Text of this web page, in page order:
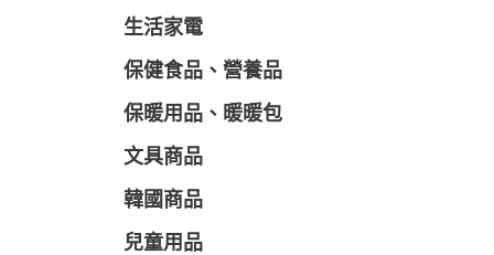
生活家電
保健食品、營養品
保暖用品、暖暖包
文具商品
韓國商品
兒童用品